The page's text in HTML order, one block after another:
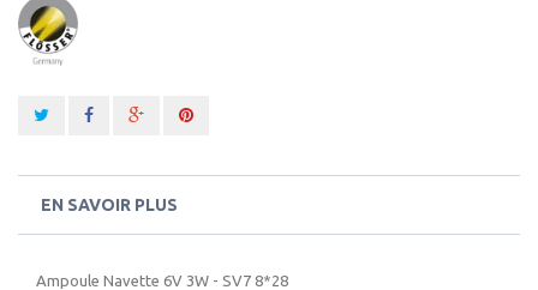
EN SAVOIR PLUS
Ampoule Navette 6V 3W - SV7 8*28